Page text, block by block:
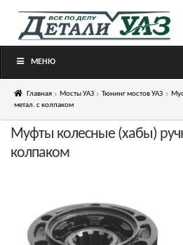
Перейти
Перейти
МЕНЮ
Главная Мосты УАЗ Тюнинг мостов УАЗ
метал. с колпаком
Муфты колесные (хабы)
колпаком